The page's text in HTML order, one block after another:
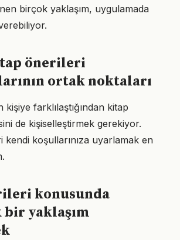
birçok yaklaşım, uygulamada
önerileri
ortak noktaları
kişiye farklılaştığından kitap
de kişiselleştirmek gerekiyor.
kendi koşullarınıza uyarlamak en
konusunda
yaklaşım